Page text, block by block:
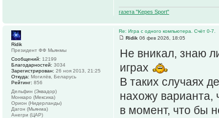
газета "Kepes Sport"
Re: Игра с одного компьютера. Счёт 0-7.
Ridik 06 фев 2026, 18:05
Не вникал, знаю
играх
В таких случаях
нахожу варианта,
в момент, что бы
Ridik
Президент ФФ Мьянмы
Сообщений: 12199
Благодарностей: 3034
Зарегистрирован: 26 ноя 2013, 21:25
Откуда: Могилёв, Беларусь
Рейтинг: 856
Дельфин (Эквадор)
Монкаро (Мексика)
Орион (Нидерланды)
Дагон (Мьянма)
Анегри (ЦАР)